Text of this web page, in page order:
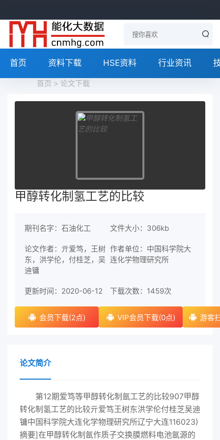
首页 资料下载 HSE资料 行业资讯
首页 > 论文下载
甲醇转化制氢工艺的比较
期刊名字：石油化工 文件大小：306kb
论文作者：亓爱笃，王树
东，洪学伦，付桂芝，吴
迪镛
作者单位：中国科学院大
连化学物理研究所
更新时间：2020-06-12 下载次数： 1459次
会员下载(2点) VIP会员下载(0点) 游客
论文简介
第12期爱笃等甲醇转化制氬工艺的比较907甲醇
转化制氢工艺的比较亓爱笃王树东洪学伦付桂芝吴迪
镛中国科学院大连化学物理研究所辽宁大连116023)
摘要]在甲醇转化制氬作质子交换膜燃料电池氬源的